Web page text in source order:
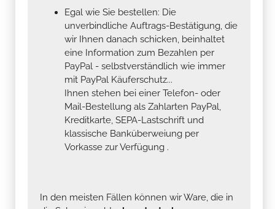
Egal wie Sie bestellen: Die
unverbindliche Auftrags-Bestätigung, die
wir Ihnen danach schicken, beinhaltet
eine Information zum Bezahlen per
PayPal - selbstverständlich wie immer
mit PayPal Käuferschutz...
Ihnen stehen bei einer Telefon- oder
Mail-Bestellung als Zahlarten PayPal,
Kreditkarte, SEPA-Lastschrift und
klassische Banküberweiung per
Vorkasse zur Verfügung .
In den meisten Fällen können wir Ware, die in